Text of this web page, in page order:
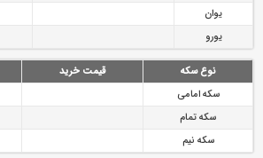
یوان
یورو
نوع سکه قیمت خرید
سکه امامی
سکه تمام
سکه نیم